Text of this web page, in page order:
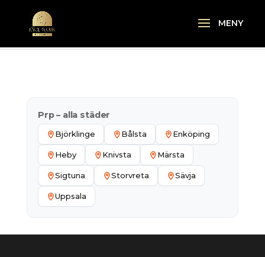
Prp – alla städer
Björklinge Bålsta Enköping
Heby Knivsta Märsta
Sigtuna Storvreta Sävja
Uppsala